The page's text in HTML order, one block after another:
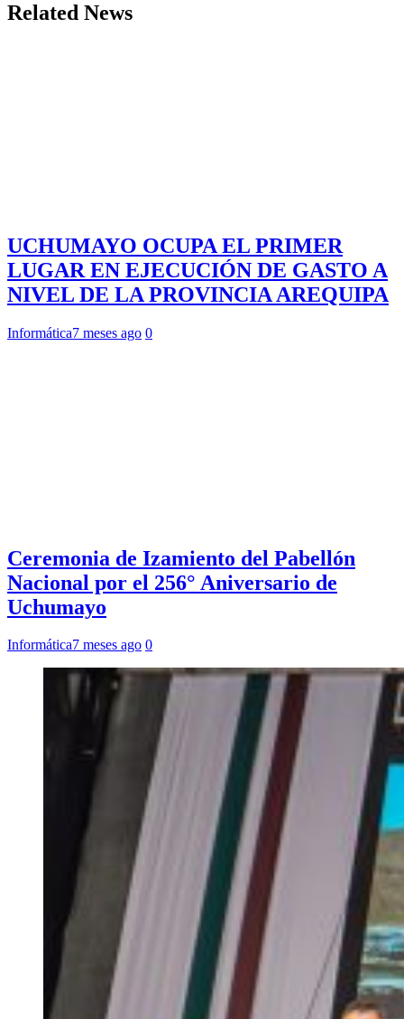
Related News
UCHUMAYO OCUPA EL PRIMER
LUGAR EN EJECUCIÓN DE GASTO A
NIVEL DE LA PROVINCIA AREQUIPA
Informática7 meses ago 0
Ceremonia de Izamiento del Pabellón
Nacional por el 256° Aniversario de
Uchumayo
Informática7 meses ago 0